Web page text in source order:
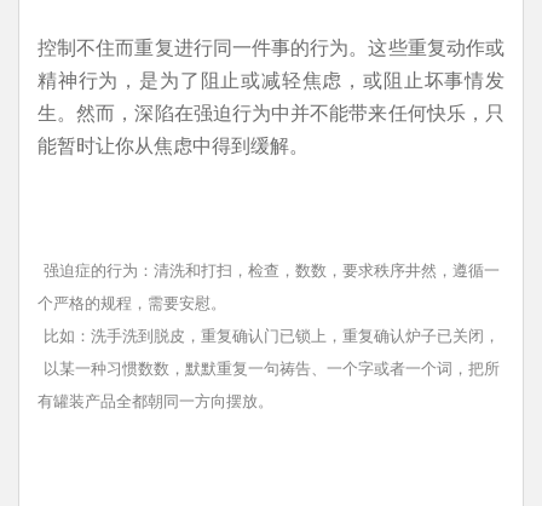
控制不住而重复进行同一件事的行为。这些重复动作或
精神行为，是为了阻止或减轻焦虑，或阻止坏事情发
生。然而，深陷在强迫行为中并不能带来任何快乐，只
能暂时让你从焦虑中得到缓解。
强迫症的行为：清洗和打扫，检查，数数，要求秩序井然，遵循一
个严格的规程，需要安慰。
比如：洗手洗到脱皮，重复确认门已锁上，重复确认炉子已关闭，
以某一种习惯数数，默默重复一句祷告、一个字或者一个词，把所
有罐装产品全都朝同一方向摆放。